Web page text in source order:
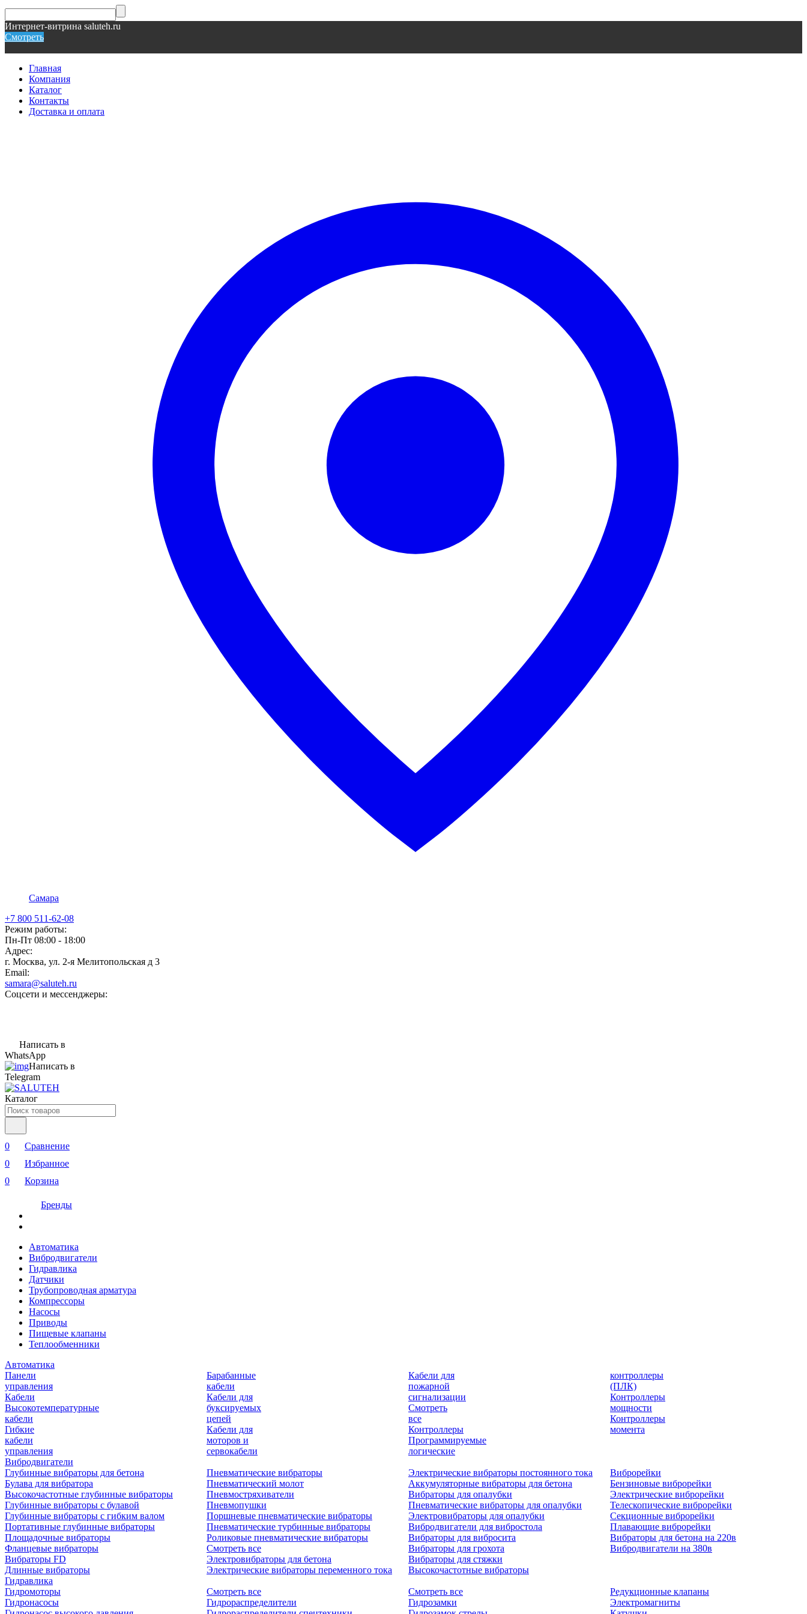
Интернет-витрина saluteh.ru
Смотреть
Главная
Компания
Каталог
Контакты
Доставка и оплата
Самара
+7 800 511-62-08
Режим работы:
Пн-Пт 08:00 - 18:00
Адрес:
г. Москва, ул. 2-я Мелитопольская д 3
Email:
samara@saluteh.ru
Соцсети и мессенджеры:
Написать в
WhatsApp
Написать в
Telegram
Каталог
0
Сравнение
0
Избранное
0
Корзина
Бренды
Автоматика
Вибродвигатели
Гидравлика
Датчики
Трубопроводная арматура
Компрессоры
Насосы
Приводы
Пищевые клапаны
Теплообменники
Автоматика
Панели
управления
Кабели
Высокотемпературные
кабели
Гибкие
кабели
управления
Барабанные
кабели
Кабели для
буксируемых
цепей
Кабели для
моторов и
сервокабели
Кабели для
пожарной
сигнализации
Смотреть
все
Контроллеры
Программируемые
логические
контроллеры
(ПЛК)
Контроллеры
мощности
Контроллеры
момента
Вибродвигатели
Глубинные вибраторы для бетона
Булава для вибратора
Высокочастотные глубинные вибраторы
Глубинные вибраторы с булавой
Глубинные вибраторы с гибким валом
Портативные глубинные вибраторы
Площадочные вибраторы
Фланцевые вибраторы
Вибраторы FD
Длинные вибраторы
Пневматические вибраторы
Пневматический молот
Пневмостряхиватели
Пневмопушки
Поршневые пневматические вибраторы
Пневматические турбинные вибраторы
Роликовые пневматические вибраторы
Смотреть все
Электровибраторы для бетона
Электрические вибраторы переменного тока
Электрические вибраторы постоянного тока
Аккумуляторные вибраторы для бетона
Вибраторы для опалубки
Пневматические вибраторы для опалубки
Электровибраторы для опалубки
Вибродвигатели для вибростола
Вибраторы для вибросита
Вибраторы для грохота
Вибраторы для стяжки
Высокочастотные вибраторы
Виброрейки
Бензиновые виброрейки
Электрические виброрейки
Телескопические виброрейки
Секционные виброрейки
Плавающие виброрейки
Вибраторы для бетона на 220в
Вибродвигатели на 380в
Гидравлика
Гидромоторы
Гидронасосы
Смотреть все
Гидрораспределители
Смотреть все
Гидрозамки
Редукционные клапаны
Электромагниты